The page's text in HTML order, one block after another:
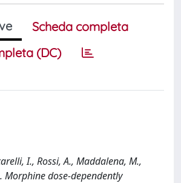
Scheda completa
(DC)
I., Rossi, A., Maddalena, M.,
Morphine dose-dependently